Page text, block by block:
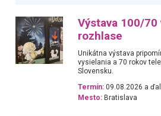
Výstava 100/70
rozhlase
Unikátna výstava
vysielania a 70 rokov
Slovensku.
Termín: 09.08.2026 a
Mesto: Bratislava